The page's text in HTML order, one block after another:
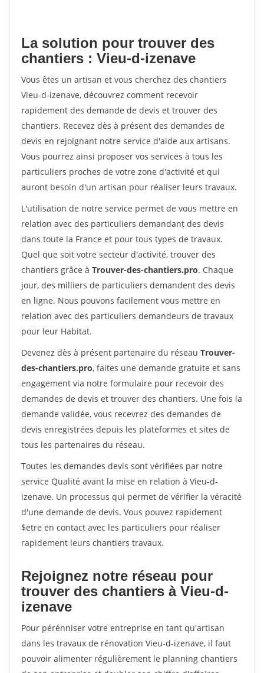
La solution pour trouver des
chantiers : Vieu-d-izenave
Vous êtes un artisan et vous cherchez des chantiers
Vieu-d-izenave, découvrez comment recevoir
rapidement des demande de devis et trouver des
chantiers. Recevez dès à présent des demandes de
devis en rejoignant notre service d'aide aux artisans.
Vous pourrez ainsi proposer vos services à tous les
particuliers proches de votre zone d'activité et qui
auront besoin d'un artisan pour réaliser leurs travaux.
L'utilisation de notre service permet de vous mettre en
relation avec des particuliers demandant des devis
dans toute la France et pour tous types de travaux.
Quel que soit votre secteur d'activité, trouver des
chantiers grâce à Trouver-des-chantiers.pro. Chaque
jour, des milliers de particuliers demandent des devis
en ligne. Nous pouvons facilement vous mettre en
relation avec des particuliers demandeurs de travaux
pour leur Habitat.
Devenez dès à présent partenaire du réseau Trouver-
des-chantiers.pro, faites une demande gratuite et sans
engagement via notre formulaire pour recevoir des
demandes de devis et trouver des chantiers. Une fois la
demande validée, vous recevrez des demandes de
devis enregistrées depuis les plateformes et sites de
tous les partenaires du réseau.
Toutes les demandes devis sont vérifiées par notre
service Qualité avant la mise en relation à Vieu-d-
izenave. Un processus qui permet de vérifier la véracité
d'une demande de devis. Vous pouvez rapidement
$etre en contact avec les particuliers pour réaliser
rapidement leurs chantiers travaux.
Rejoignez notre réseau pour
trouver des chantiers à Vieu-d-
izenave
Pour pérénniser votre entreprise en tant qu'artisan
dans les travaux de rénovation Vieu-d-izenave, il faut
pouvoir alimenter régulièrement le planning chantiers